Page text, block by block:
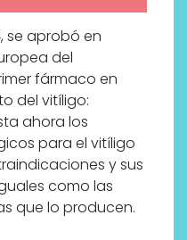
se aprobó en
del
fármaco en
del vitíligo:
ahora los
para el vitíligo
y sus
como las
que lo producen.